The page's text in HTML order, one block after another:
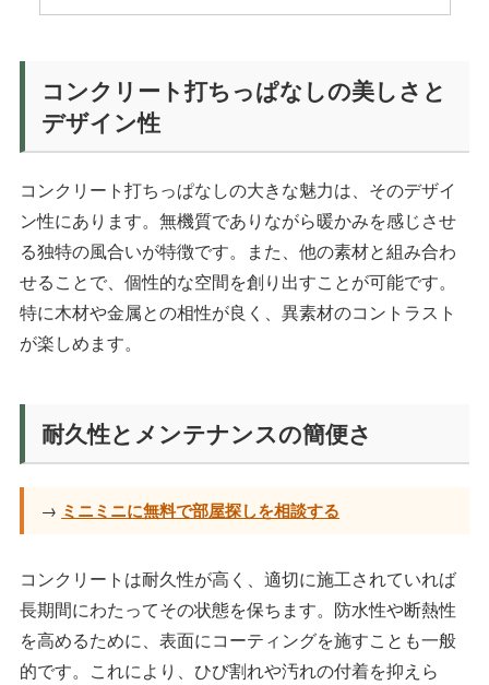
コンクリート打ちっぱなしの美しさと
デザイン性
コンクリート打ちっぱなしの大きな魅力は、そのデザイ
ン性にあります。無機質でありながら暖かみを感じさせ
る独特の風合いが特徴です。また、他の素材と組み合わ
せることで、個性的な空間を創り出すことが可能です。
特に木材や金属との相性が良く、異素材のコントラスト
が楽しめます。
耐久性とメンテナンスの簡便さ
→ ミニミニに無料で部屋探しを相談する
コンクリートは耐久性が高く、適切に施工されていれば
長期間にわたってその状態を保ちます。防水性や断熱性
を高めるために、表面にコーティングを施すことも一般
的です。これにより、ひび割れや汚れの付着を抑えら